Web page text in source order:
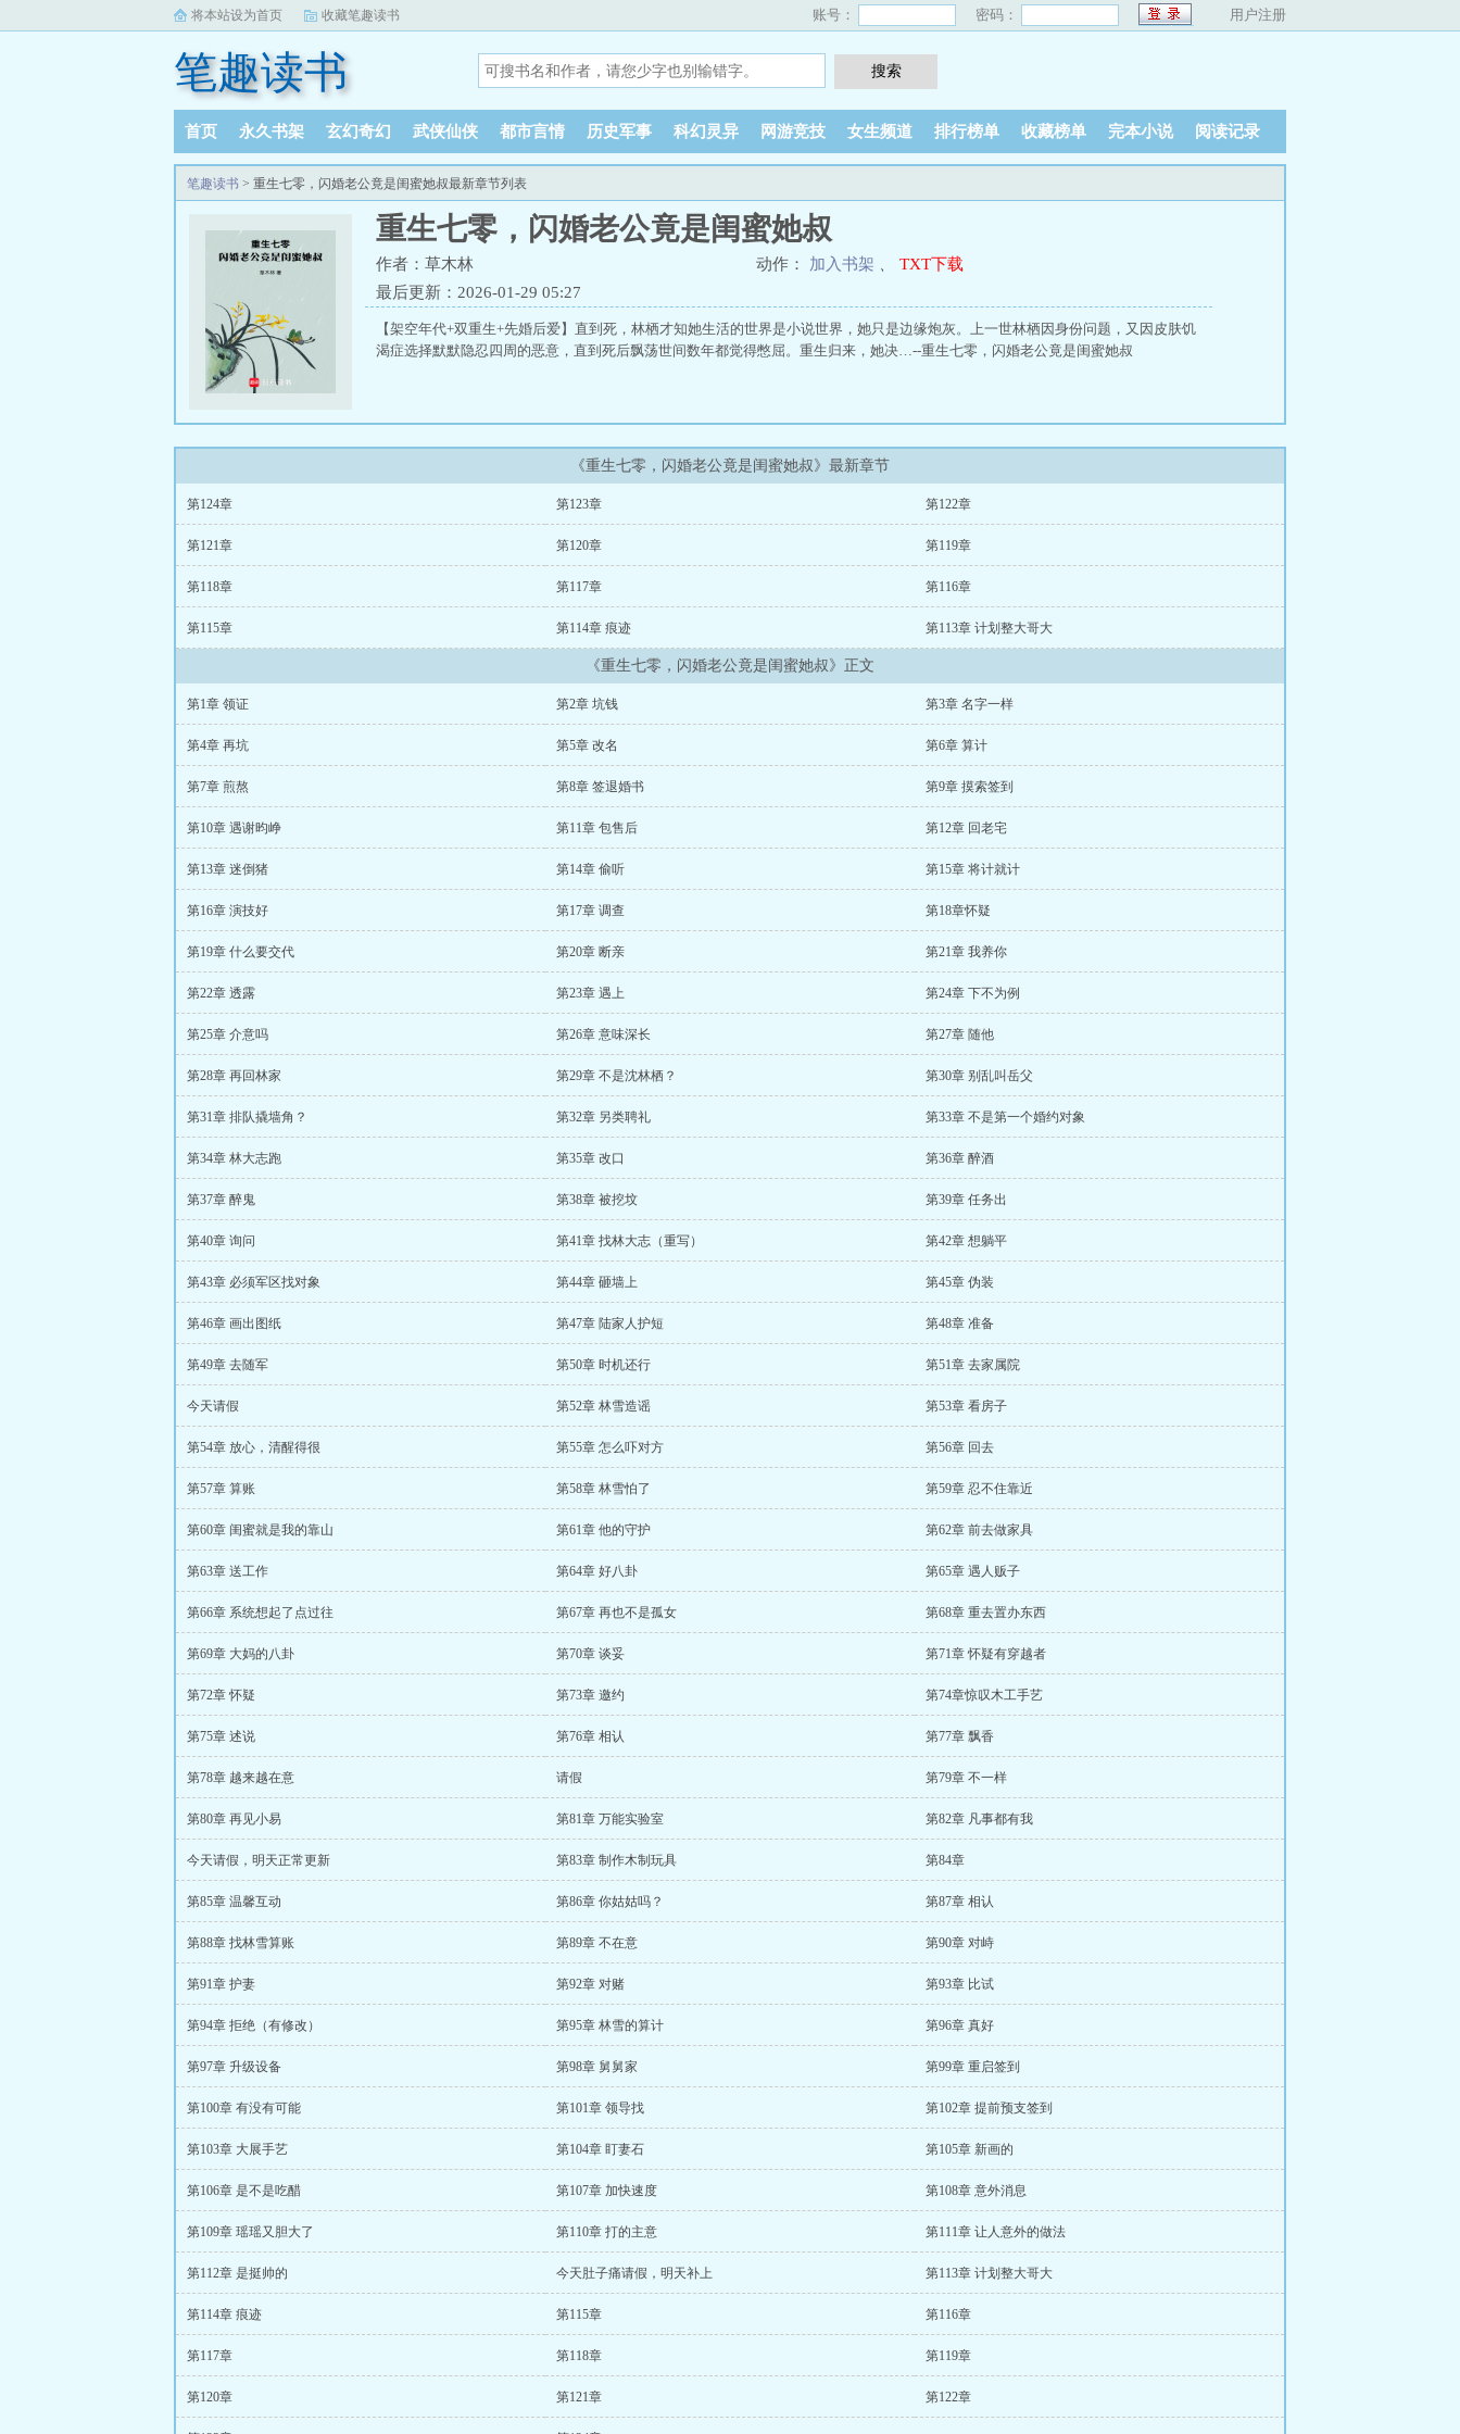
将本站设为首页 收藏笔趣读书 账号： 密码： 用户注册
笔趣读书
首页 永久书架 玄幻奇幻 武侠仙侠 都市言情 历史军事 科幻灵异 网游竞技 女生频道 排行榜单 收藏榜单 完本小说 阅读记录
笔趣读书 > 重生七零，闪婚老公竟是闺蜜她叔最新章节列表
重生七零，闪婚老公竟是闺蜜她叔
作者：草木林 动作： 加入书架
TXT下载
最后更新：2026-01-29 05:27
【架空年代+双重生+先婚后爱】直到死，林栖才知她生活的世界是小说世界，她只是边缘炮灰。上一世林栖因身份问题，又因皮肤饥
渴症选择默默隐忍四周的恶意，直到死后飘荡世间数年都觉得憋屈。重生归来，她决…--重生七零，闪婚老公竟是闺蜜她叔
《重生七零，闪婚老公竟是闺蜜她叔》最新章节
第124章 第123章 第122章
第121章 第120章 第119章
第118章 第117章 第116章
第115章 第114章 痕迹 第113章 计划整大哥大
《重生七零，闪婚老公竟是闺蜜她叔》正文
第1章 领证 第2章 坑钱 第3章 名字一样
第4章 再坑 第5章 改名 第6章 算计
第7章 煎熬 第8章 签退婚书 第9章 摸索签到
第10章 遇谢昀峥 第11章 包售后 第12章 回老宅
第13章 迷倒猪 第14章 偷听 第15章 将计就计
第16章 演技好 第17章 调查 第18章怀疑
第19章 什么要交代 第20章 断亲 第21章 我养你
第22章 透露 第23章 遇上 第24章 下不为例
第25章 介意吗 第26章 意味深长 第27章 随他
第28章 再回林家 第29章 不是沈林栖？ 第30章 别乱叫岳父
第31章 排队撬墙角？ 第32章 另类聘礼 第33章 不是第一个婚约对象
第34章 林大志跑 第35章 改口 第36章 醉酒
第37章 醉鬼 第38章 被挖坟 第39章 任务出
第40章 询问 第41章 找林大志（重写） 第42章 想躺平
第43章 必须军区找对象 第44章 砸墙上 第45章 伪装
第46章 画出图纸 第47章 陆家人护短 第48章 准备
第49章 去随军 第50章 时机还行 第51章 去家属院
今天请假 第52章 林雪造谣 第53章 看房子
第54章 放心，清醒得很 第55章 怎么吓对方 第56章 回去
第57章 算账 第58章 林雪怕了 第59章 忍不住靠近
第60章 闺蜜就是我的靠山 第61章 他的守护 第62章 前去做家具
第63章 送工作 第64章 好八卦 第65章 遇人贩子
第66章 系统想起了点过往 第67章 再也不是孤女 第68章 重去置办东西
第69章 大妈的八卦 第70章 谈妥 第71章 怀疑有穿越者
第72章 怀疑 第73章 邀约 第74章惊叹木工手艺
第75章 述说 第76章 相认 第77章 飘香
第78章 越来越在意 请假 第79章 不一样
第80章 再见小易 第81章 万能实验室 第82章 凡事都有我
今天请假，明天正常更新 第83章 制作木制玩具 第84章
第85章 温馨互动 第86章 你姑姑吗？ 第87章 相认
第88章 找林雪算账 第89章 不在意 第90章 对峙
第91章 护妻 第92章 对赌 第93章 比试
第94章 拒绝（有修改） 第95章 林雪的算计 第96章 真好
第97章 升级设备 第98章 舅舅家 第99章 重启签到
第100章 有没有可能 第101章 领导找 第102章 提前预支签到
第103章 大展手艺 第104章 盯妻石 第105章 新画的
第106章 是不是吃醋 第107章 加快速度 第108章 意外消息
第109章 瑶瑶又胆大了 第110章 打的主意 第111章 让人意外的做法
第112章 是挺帅的 今天肚子痛请假，明天补上 第113章 计划整大哥大
第114章 痕迹 第115章 第116章
第117章 第118章 第119章
第120章 第121章 第122章